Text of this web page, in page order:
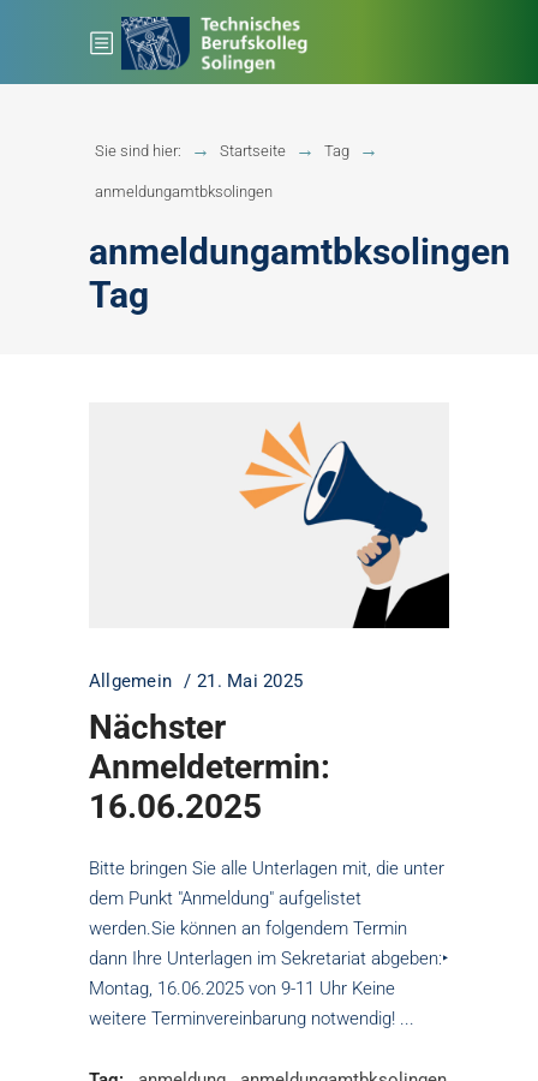
Sie sind hier: Startseite Tag
anmeldungamtbksolingen
anmeldungamtbksolingen
Tag
Allgemein 21. Mai 2025
Nächster
Anmeldetermin:
16.06.2025
Bitte bringen Sie alle Unterlagen mit, die unter
dem Punkt "Anmeldung" aufgelistet
werden.Sie können an folgendem Termin
dann Ihre Unterlagen im Sekretariat abgeben:‣
Montag, 16.06.2025 von 9-11 Uhr Keine
weitere Terminvereinbarung notwendig!